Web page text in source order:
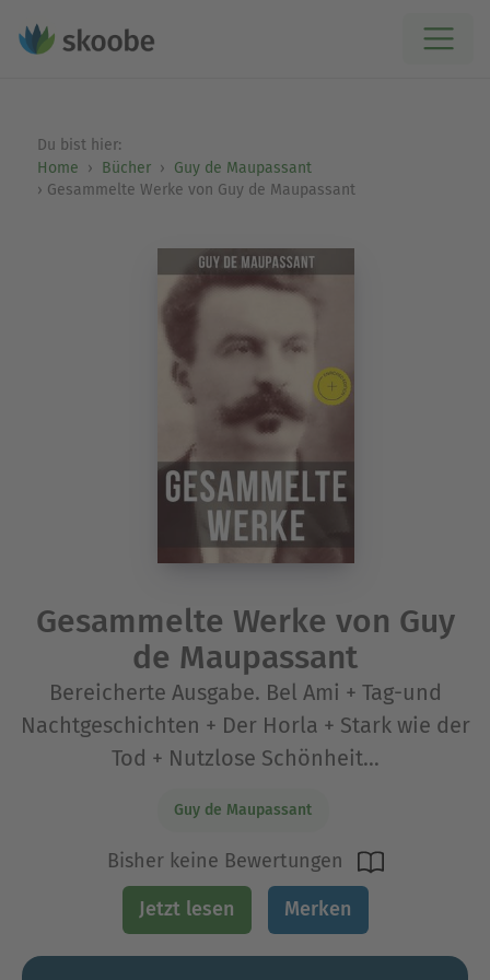
Du bist hier:
Home
Bücher
Guy de Maupassant
Gesammelte Werke von Guy de Maupassant
Gesammelte Werke von Guy
de Maupassant
Bereicherte Ausgabe. Bel Ami + Tag-und
Nachtgeschichten + Der Horla + Stark wie der
Tod + Nutzlose Schönheit…
Guy de Maupassant
Bisher keine Bewertungen
Jetzt lesen Merken